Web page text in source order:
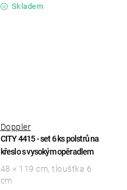
Skladem
CITY 4415 - set 6 ks polstrů na
křeslo s vysokým opěradlem
Doppler
48 × 119 cm, tloušťka 6
cm